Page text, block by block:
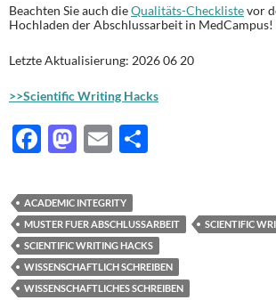
Beachten Sie auch dieQualitäts-Checklistevor
Hochladen der Abschlussarbeit in MedCampus!
Letzte Aktualisierung: 2026 06 20
>>Scientific Writing Hacks
F
e
b
o
o
M
to
d
o
n
E
ail
n
ACADEMIC INTEGRITY
MUSTER FUER ABSCHLUSSARBEIT
SCIENTIFIC
SCIENTIFIC WRITING HACKS
WISSENSCHAFTLICH SCHREIBEN
WISSENSCHAFTLICHES SCHREIBEN